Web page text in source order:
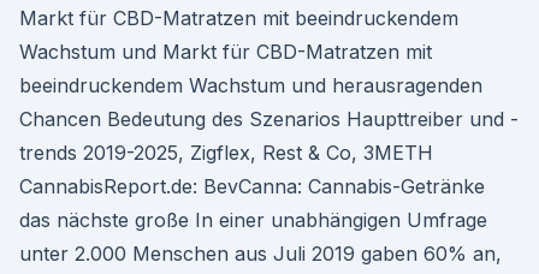
Markt für CBD-Matratzen mit beeindruckendem
Wachstum und Markt für CBD-Matratzen mit
beeindruckendem Wachstum und herausragenden
Chancen Bedeutung des Szenarios Haupttreiber und -
trends 2019-2025, Zigflex, Rest & Co, 3METH
CannabisReport.de: BevCanna: Cannabis-Getränke
das nächste große In einer unabhängigen Umfrage
unter 2.000 Menschen aus Juli 2019 gaben 60% an,